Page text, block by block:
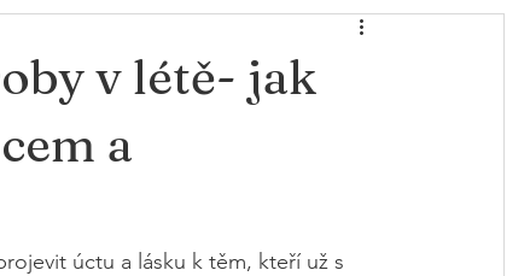
v létě- jak
a
úctu a lásku k těm, kteří už s